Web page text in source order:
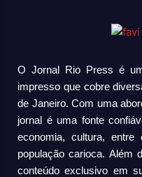
O Jornal Rio Press é
impresso que cobre
de Janeiro. Com uma
jornal é uma fonte
economia, cultura,
população carioca. Além
conteúdo exclusivo em